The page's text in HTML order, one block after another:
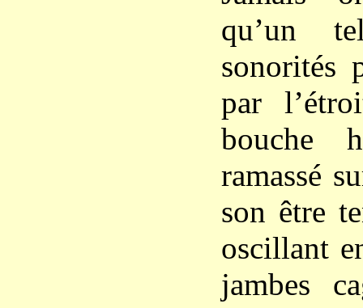
qu’un
sonorités
par
bouche
ramassé
son être
oscillant
jambes